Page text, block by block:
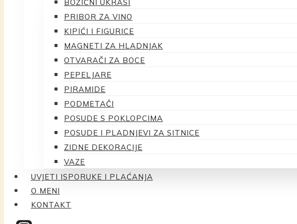
BOŽIĆNI UKRASI
PRIBOR ZA VINO
KIPIĆI I FIGURICE
MAGNETI ZA HLADNJAK
OTVARAČI ZA BOCE
PEPELJARE
PIRAMIDE
PODMETAČI
POSUDE S POKLOPCIMA
POSUDE I PLADNJEVI ZA SITNICE
ZIDNE DEKORACIJE
VAZE
UVJETI ISPORUKE I PLAĆANJA
O MENI
KONTAKT